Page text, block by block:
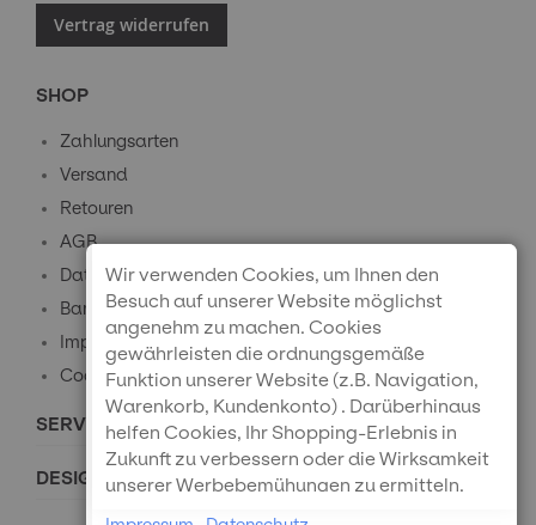
Vertrag widerrufen
SHOP
Zahlungsarten
Versand
Retouren
AGB
Datenschutz
Barrierefreiheitserklärung
Impressum
Cookie-Einstellungen
SERVICE
DESIGNPREISE
Wir verwenden Cookies, um Ihnen den
Besuch auf unserer Website möglichst
angenehm zu machen. Cookies
gewährleisten die ordnungsgemäße
Funktion unserer Website (z.B. Navigation,
Warenkorb, Kundenkonto) . Darüberhinaus
helfen Cookies, Ihr Shopping-Erlebnis in
Zukunft zu verbessern oder die Wirksamkeit
unserer Werbebemühungen zu ermitteln.